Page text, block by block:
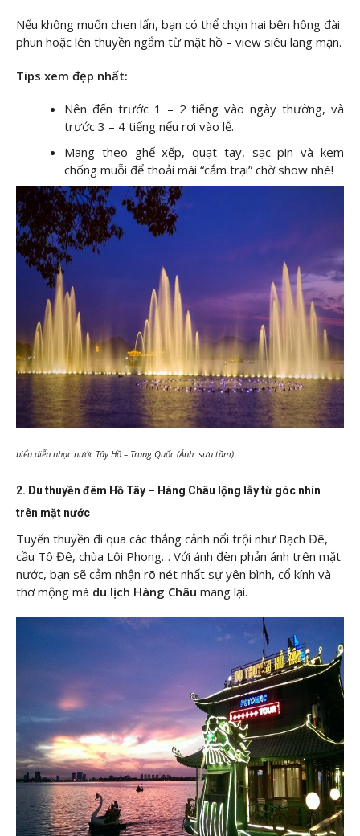
Nếu không muốn chen lấn, bạn có thể chọn hai bên hông đài
phun hoặc lên thuyền ngắm từ mặt hồ – view siêu lãng mạn.
Tips xem đẹp nhất:
Nên đến trước 1 – 2 tiếng vào ngày thường, và
trước 3 – 4 tiếng nếu rơi vào lễ.
Mang theo ghế xếp, quạt tay, sạc pin và kem
chống muỗi để thoải mái “cắm trại” chờ show nhé!
biểu diễn nhạc nước Tây Hồ – Trung Quốc (Ảnh: sưu tầm)
2. Du thuyền đêm Hồ Tây – Hàng Châu lộng lẫy từ góc nhìn
trên mặt nước
Tuyến thuyền đi qua các thắng cảnh nổi trội như Bạch Đê,
cầu Tô Đê, chùa Lôi Phong… Với ánh đèn phản ánh trên mặt
nước, bạn sẽ cảm nhận rõ nét nhất sự yên bình, cổ kính và
thơ mộng mà du lịch Hàng Châu mang lại.